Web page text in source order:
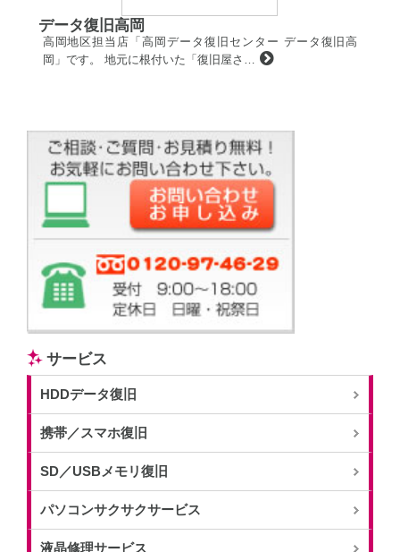
データ復旧高岡
高岡地区担当店「高岡データ復旧センター データ復旧高
岡」です。 地元に根付いた「復旧屋さ…
サービス
HDDデータ復旧
携帯／スマホ復旧
SD／USBメモリ復旧
パソコンサクサクサービス
液晶修理サービス